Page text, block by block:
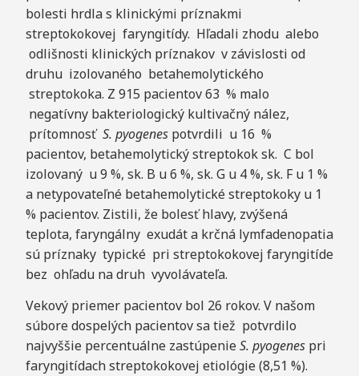
bolesti hrdla s klinickými príznakmi
streptokokovej faryngitídy. Hľadali zhodu alebo
odlišnosti klinických príznakov v závislosti od
druhu izolovaného betahemolytického
streptokoka. Z 915 pacientov 63 % malo
negatívny bakteriologický kultivačný nález,
prítomnosť S. pyogenes potvrdili u 16 %
pacientov, betahemolytický streptokok sk. C bol
izolovaný u 9 %, sk. B u 6 %, sk. G u 4 %, sk. F u 1 %
a netypovateľné betahemolytické streptokoky u 1
% pacientov. Zistili, že bolesť hlavy, zvýšená
teplota, faryngálny exudát a krčná lymfadenopatia
sú príznaky typické pri streptokokovej faryngitíde
bez ohľadu na druh vyvolávateľa.
Vekový priemer pacientov bol 26 rokov. V našom
súbore dospelých pacientov sa tiež potvrdilo
najvyššie percentuálne zastúpenieS. pyogenes pri
faryngitídach streptokokovej etiológie (8,51 %).